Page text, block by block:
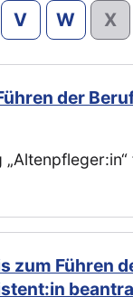
V W X
der
zum Führen